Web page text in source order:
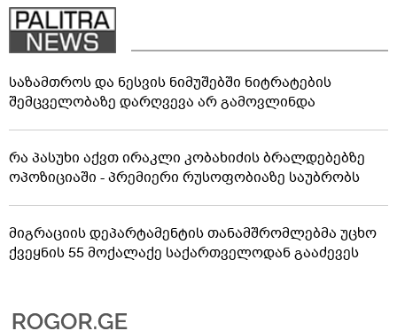
საზამთროს და ნესვის ნიმუშებში ნიტრატების
შემცველობაზე დარღვევა არ გამოვლინდა
რა პასუხი აქვთ ირაკლი კობახიძის ბრალდებებზე
ოპოზიციაში - პრემიერი რუსოფობიაზე საუბრობს
მიგრაციის დეპარტამენტის თანამშრომლებმა უცხო
ქვეყნის 55 მოქალაქე საქართველოდან გააძევეს